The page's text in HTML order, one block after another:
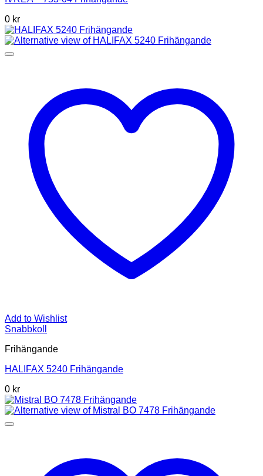
0 kr
Add to Wishlist
Snabbkoll
Frihängande
HALIFAX 5240 Frihängande
0 kr